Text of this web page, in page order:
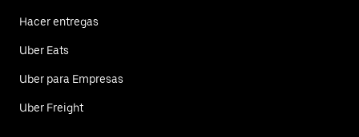
Hacer entregas
Uber Eats
Uber para Empresas
Uber Freight